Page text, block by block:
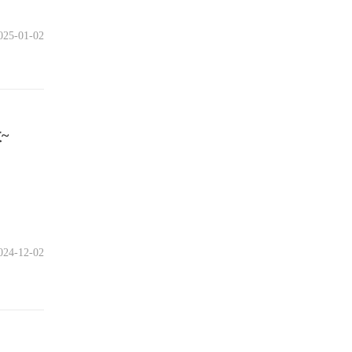
01-02
12-02